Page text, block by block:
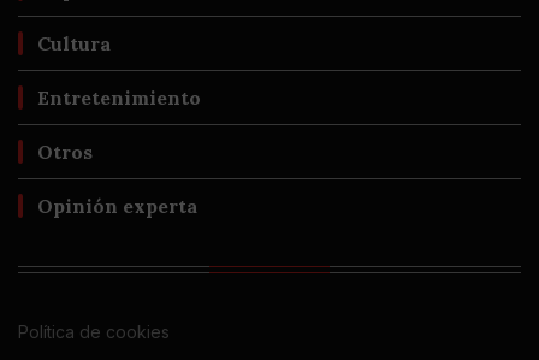
Cultura
Entretenimiento
Otros
Opinión experta
Política de cookies